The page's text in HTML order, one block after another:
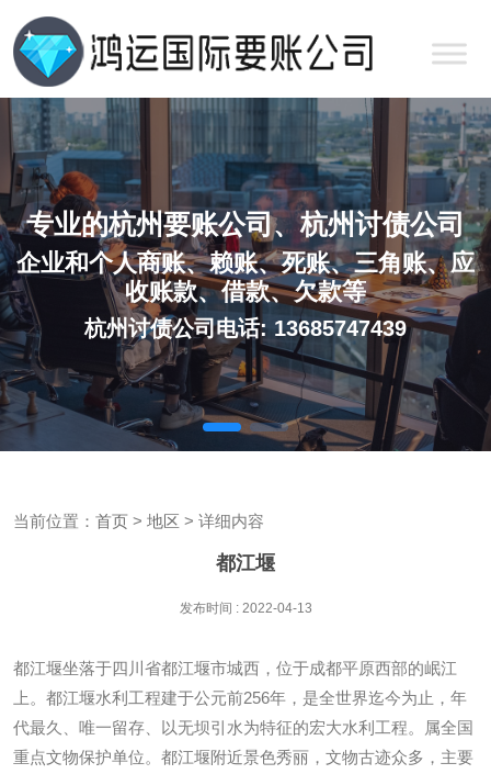
专业的杭州要账公司、杭州讨债公司
企业和个人商账、赖账、死账、三角账、应
收账款、借款、欠款等
杭州讨债公司电话: 13685747439
当前位置： 首页 > 地区 > 详细内容
都江堰
发布时间 : 2022-04-13
都江堰坐落于四川省都江堰市城西，位于成都平原西部的岷江
上。都江堰水利工程建于公元前256年，是全世界迄今为止，年
代最久、唯一留存、以无坝引水为特征的宏大水利工程。属全国
重点文物保护单位。都江堰附近景色秀丽，文物古迹众多，主要